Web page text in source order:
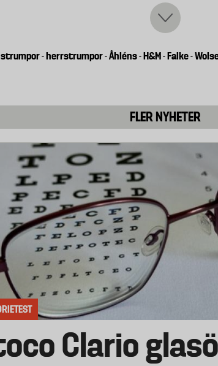
område precis innan det går hål. Ju fler
togs från olika delar av varje strumpa
efter tvätt
fotlängd och vidd i mudden mättes före
sträcktes strumporna först ut på en träfot
efter tvätt
gjorde en visuell bedömning av
Bedömningen gjordes på en skala från 1
strumpor-herrstrumpor-Åhléns-H&M-Falke-
FLER NYHETER
Clario